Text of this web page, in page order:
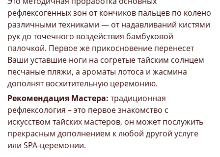
рефлексогенных зон от кончиков пальцев по колено
различными техниками — от надавливаний кистями
рук до точечного воздействия бамбуковой
палочкой. Первое же прикосновение перенесет
Ваши уставшие ноги на согретые тайским солнцем
песчаные пляжи, а ароматы лотоса и жасмина
дополнят восхитительную церемонию.
Рекомендация Мастера: традиционная
рефлексология – это первое знакомство с
искусством тайских мастеров, он может послужить
прекрасным дополнением к любой другой услуге
или SPA-церемонии.